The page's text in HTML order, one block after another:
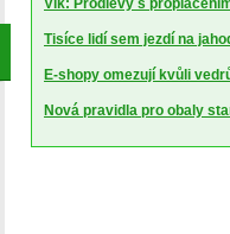
Vlk: Prodlevy s
Tisíce lidí sem jezdí na
E-shopy omezují kvůli
Nová pravidla pro obaly